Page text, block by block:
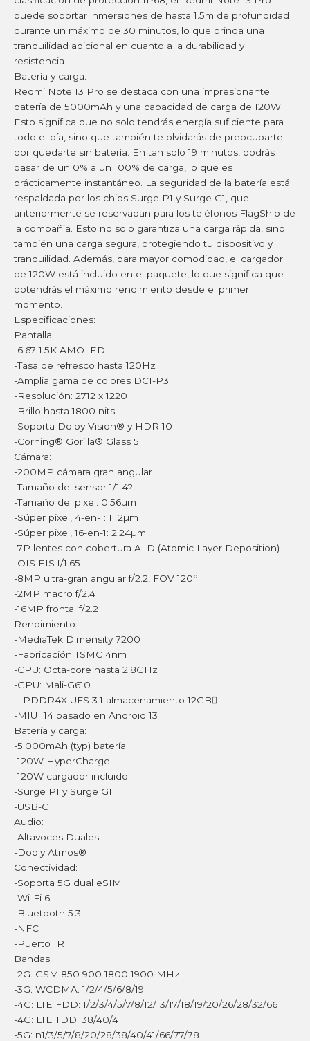
puede soportar inmersiones de hasta 1.5m de profundidad
durante un máximo de 30 minutos, lo que brinda una
tranquilidad adicional en cuanto a la durabilidad y
resistencia.
Batería y carga.
Redmi Note 13 Pro se destaca con una impresionante
batería de 5000mAh y una capacidad de carga de 120W.
Esto significa que no solo tendrás energía suficiente para
todo el día, sino que también te olvidarás de preocuparte
por quedarte sin batería. En tan solo 19 minutos, podrás
pasar de un 0% a un 100% de carga, lo que es
prácticamente instantáneo. La seguridad de la batería está
respaldada por los chips Surge P1 y Surge G1, que
anteriormente se reservaban para los teléfonos FlagShip de
la compañía. Esto no solo garantiza una carga rápida, sino
también una carga segura, protegiendo tu dispositivo y
tranquilidad. Además, para mayor comodidad, el cargador
de 120W está incluido en el paquete, lo que significa que
obtendrás el máximo rendimiento desde el primer
momento.
Especificaciones:
Pantalla:
-6.67 1.5K AMOLED
-Tasa de refresco hasta 120Hz
-Amplia gama de colores DCI-P3
-Resolución: 2712 x 1220
-Brillo hasta 1800 nits
-Soporta Dolby Vision® y HDR 10
-Corning® Gorilla® Glass 5
Cámara:
-200MP cámara gran angular
-Tamaño del sensor 1/1.4?
-Tamaño del pixel: 0.56µm
-Súper pixel, 4-en-1: 1.12µm
-Súper pixel, 16-en-1: 2.24µm
-7P lentes con cobertura ALD (Atomic Layer Deposition)
-OIS EIS f/1.65
-8MP ultra-gran angular f/2.2, FOV 120°
-2MP macro f/2.4
-16MP frontal f/2.2
Rendimiento:
-MediaTek Dimensity 7200
-Fabricación TSMC 4nm
-CPU: Octa-core hasta 2.8GHz
-GPU: Mali-G610
-LPDDR4X UFS 3.1 almacenamiento 12GB
-MIUI 14 basado en Android 13
Batería y carga:
-5.000mAh (typ) batería
-120W HyperCharge
-120W cargador incluido
-Surge P1 y Surge G1
-USB-C
Audio:
-Altavoces Duales
-Dobly Atmos®
Conectividad:
-Soporta 5G dual eSIM
-Wi-Fi 6
-Bluetooth 5.3
-NFC
-Puerto IR
Bandas:
-2G: GSM:850 900 1800 1900 MHz
-3G: WCDMA: 1/2/4/5/6/8/19
-4G: LTE FDD: 1/2/3/4/5/7/8/12/13/17/18/19/20/26/28/32/66
-4G: LTE TDD: 38/40/41
-5G: n1/3/5/7/8/20/28/38/40/41/66/77/78